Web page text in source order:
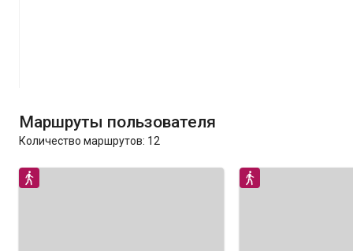
Маршруты пользователя
Количество маршрутов: 12